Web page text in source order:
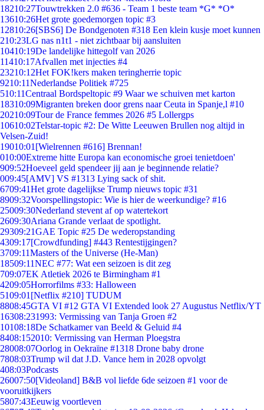
18210:27Touwtrekken 2.0 #636 - Team 1 beste team *G* *O*
13610:26Het grote goedemorgen topic #3
12810:26[SBS6] De Bondgenoten #318 Een klein kusje moet kunnen
210:23LG nas n1t1 - niet zichtbaar bij aansluiten
10410:19De landelijke hittegolf van 2026
11410:17Afvallen met injecties #4
23210:12Het FOK!kers maken teringherrie topic
9210:11Nederlandse Politiek #725
510:11Centraal Bordspeltopic #9 Waar we schuiven met karton
18310:09Migranten breken door grens naar Ceuta in Spanje,l #10
20210:09Tour de France femmes 2026 #5 Lollergps
10610:02Telstar-topic #2: De Witte Leeuwen Brullen nog altijd in
Velsen-Zuid!
19010:01 [Wielrennen #616] Brennan!
010:00Extreme hitte Europa kan economische groei tenietdoen'
909:52Hoeveel geld spendeer jij aan je beginnende relatie?
009:45[AMV] VS #1313 Lying sack of shit.
6709:41Het grote dagelijkse Trump nieuws topic #31
8909:32Voorspellingstopic: Wie is hier de weerkundige? #16
25009:30Nederland stevent af op watertekort
2609:30Ariana Grande verlaat de spotlight.
29309:21GAE Topic #25 De wederopstanding
4309:17[Crowdfunding] #443 Rentestijgingen?
3709:11Masters of the Universe (He-Man)
18509:11NEC #77: Wat een seizoen is dit zeg
709:07EK Atletiek 2026 te Birmingham #1
4209:05Horrorfilms #33: Halloween
5109:01 [Netflix #210] TUDUM
8808:45GTA VI #12 GTA VI Extended look 27 Augustus Netflix/YT
16308:231993: Vermissing van Tanja Groen #2
10108:18De Schatkamer van Beeld & Geluid #4
8408:152010: Vermissing van Herman Ploegstra
28008:07Oorlog in Oekraïne #1318 Drone baby drone
7808:03Trump wil dat J.D. Vance hem in 2028 opvolgt
408:03Podcasts
26007:50[Videoland] B&B vol liefde 6de seizoen #1 voor de
vooruitkijkers
5807:43Eeuwig voortleven